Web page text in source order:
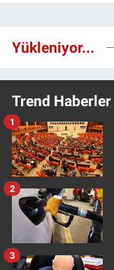
Yükleniyor...
Trend Haberler
1
2
3